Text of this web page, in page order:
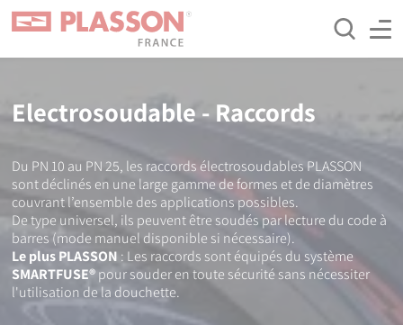
Aller
principal
Electrosoudable - Raccords
Du PN 10 au PN 25, les raccords électrosoudables PLASSON
sont déclinés en une large gamme de formes et de diamètres
couvrant l’ensemble des applications possibles.
De type universel, ils peuvent être soudés par lecture du code à
barres (mode manuel disponible si nécessaire).
Le plus PLASSON : Les raccords sont équipés du système
SMARTFUSE®pour souder en toute sécurité sans nécessiter
l'utilisation de la douchette.